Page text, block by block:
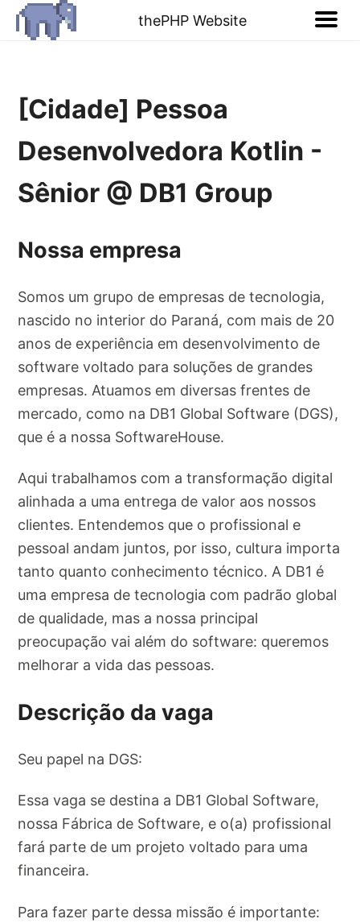
thePHP Website
[Cidade] Pessoa
Desenvolvedora Kotlin -
Sênior @ DB1 Group
Nossa empresa
Somos um grupo de empresas de tecnologia,
nascido no interior do Paraná, com mais de 20
anos de experiência em desenvolvimento de
software voltado para soluções de grandes
empresas. Atuamos em diversas frentes de
mercado, como na DB1 Global Software (DGS),
que é a nossa SoftwareHouse.
Aqui trabalhamos com a transformação digital
alinhada a uma entrega de valor aos nossos
clientes. Entendemos que o profissional e
pessoal andam juntos, por isso, cultura importa
tanto quanto conhecimento técnico. A DB1 é
uma empresa de tecnologia com padrão global
de qualidade, mas a nossa principal
preocupação vai além do software: queremos
melhorar a vida das pessoas.
Descrição da vaga
Seu papel na DGS:
Essa vaga se destina a DB1 Global Software,
nossa Fábrica de Software, e o(a) profissional
fará parte de um projeto voltado para uma
financeira.
Para fazer parte dessa missão é importante: